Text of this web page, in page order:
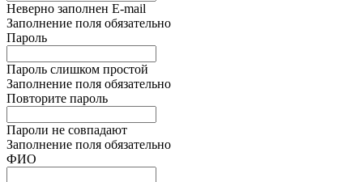
Неверно заполнен E-mail
Заполнение поля обязательно
Пароль
Пароль слишком простой
Заполнение поля обязательно
Повторите пароль
Пароли не совпадают
Заполнение поля обязательно
ФИО